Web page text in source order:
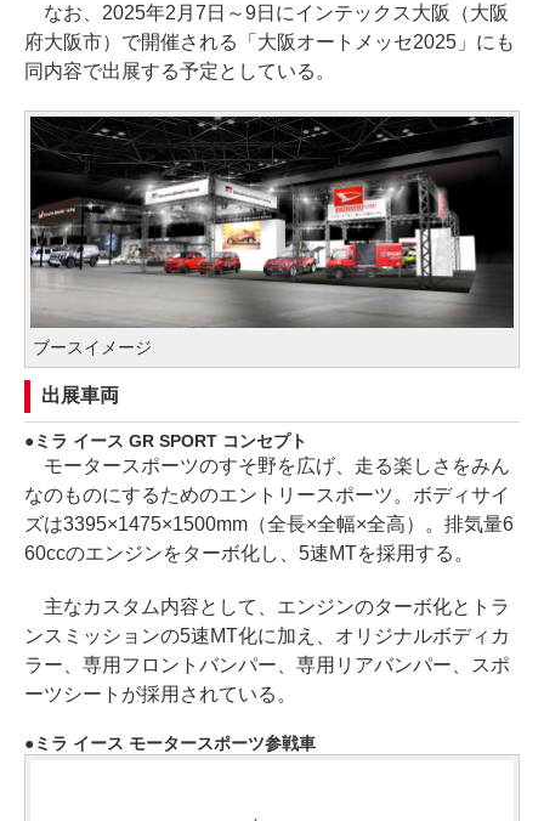
なお、2025年2月7日～9日にインテックス大阪（大阪
府大阪市）で開催される「大阪オートメッセ2025」にも
同内容で出展する予定としている。
ブースイメージ
出展車両
ミラ イース GR SPORT コンセプト
モータースポーツのすそ野を広げ、走る楽しさをみん
なのものにするためのエントリースポーツ。ボディサイ
ズは3395×1475×1500mm（全長×全幅×全高）。排気量6
60ccのエンジンをターボ化し、5速MTを採用する。
主なカスタム内容として、エンジンのターボ化とトラ
ンスミッションの5速MT化に加え、オリジナルボディカ
ラー、専用フロントバンパー、専用リアバンパー、スポ
ーツシートが採用されている。
ミラ イース モータースポーツ参戦車